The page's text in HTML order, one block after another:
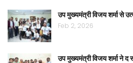
उप मुख्यमंत्री विजय शर्मा से
Feb 2, 2026
उप मुख्यमंत्री विजय शर्मा ने द